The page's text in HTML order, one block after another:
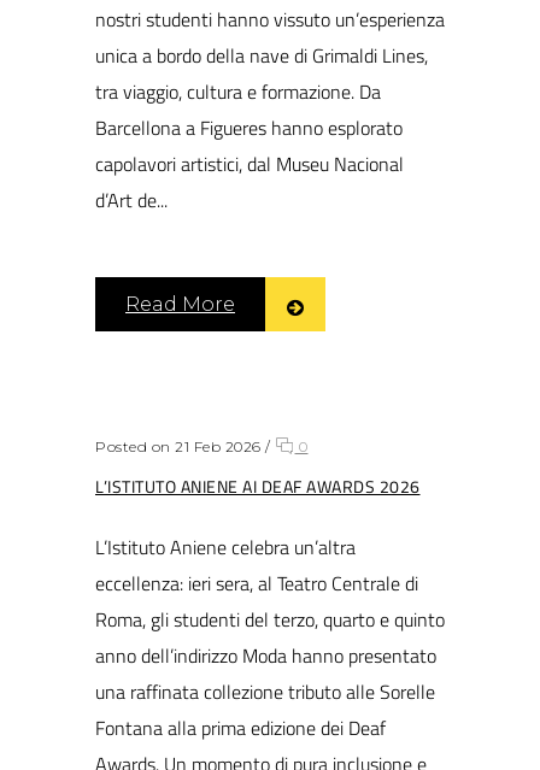
nostri studenti hanno vissuto un’esperienza
unica a bordo della nave di Grimaldi Lines,
tra viaggio, cultura e formazione. Da
Barcellona a Figueres hanno esplorato
capolavori artistici, dal Museu Nacional
d’Art de...
Read More
Posted on 21 Feb 2026 / 0
L’ISTITUTO ANIENE AI DEAF AWARDS 2026
L’Istituto Aniene celebra un’altra
eccellenza: ieri sera, al Teatro Centrale di
Roma, gli studenti del terzo, quarto e quinto
anno dell’indirizzo Moda hanno presentato
una raffinata collezione tributo alle Sorelle
Fontana alla prima edizione dei Deaf
Awards. Un momento di pura inclusione e